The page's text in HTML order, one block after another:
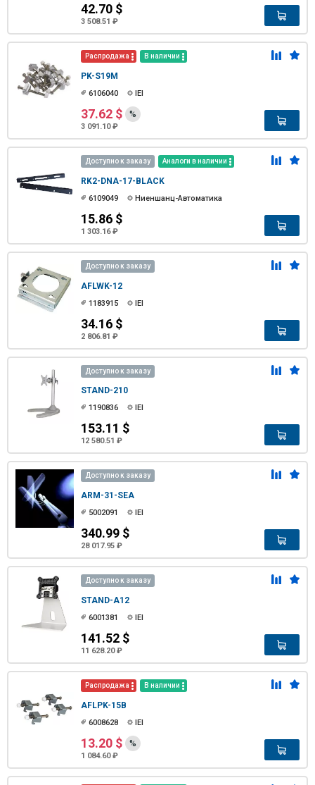
42.70 $
3 508.51 ₽
Распродажа В наличии
PK-S19M
6106040 IEI
37.62 $
3 091.10 ₽
%
Доступно к заказу Аналоги в наличии
RK2-DNA-17-BLACK
6109049 Ниеншанц-Автоматика
15.86 $
1 303.16 ₽
Доступно к заказу
AFLWK-12
1183915 IEI
34.16 $
2 806.81 ₽
Доступно к заказу
STAND-210
1190836 IEI
153.11 $
12 580.51 ₽
Доступно к заказу
ARM-31-SEA
5002091 IEI
340.99 $
28 017.95 ₽
Доступно к заказу
STAND-A12
6001381 IEI
141.52 $
11 628.20 ₽
Распродажа В наличии
AFLPK-15B
6008628 IEI
13.20 $
1 084.60 ₽
%